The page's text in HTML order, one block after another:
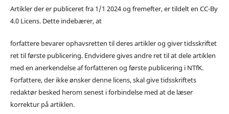
Artikler der er publiceret fra 1/1 2024 og fremefter, er tildelt en CC-By
4.0 Licens. Dette indebærer, at
forfattere bevarer ophavsretten til deres artikler og giver tidsskriftet
ret til første publicering. Endvidere gives andre ret til at dele artiklen
med en anerkendelse af forfatteren og første publicering i NTfK.
Forfattere, der ikke ønsker denne licens, skal give tidsskriftets
redaktør besked herom senest i forbindelse med at de læser
korrektur på artiklen.